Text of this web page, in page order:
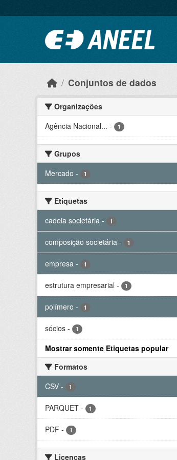
Conjuntos de dados
Organizações
Agência Nacional... - 1
Grupos
Mercado - 1
Etiquetas
cadeia societária - 1
composição societária - 1
empresa - 1
estrutura empresarial - 1
polímero - 1
sócios - 1
Mostrar somente Etiquetas popular
Formatos
CSV - 1
PARQUET - 1
PDF - 1
Licenças